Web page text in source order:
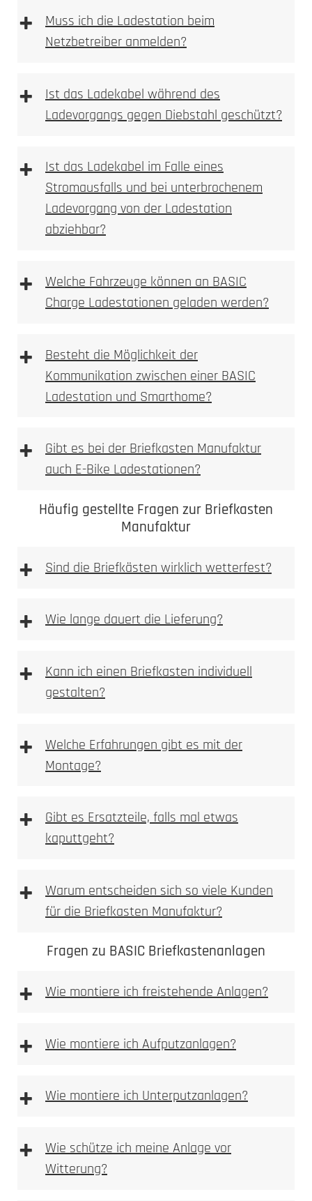
+
Muss ich die Ladestation beim
Netzbetreiber anmelden?
+
Ist das Ladekabel während des
Ladevorgangs gegen Diebstahl geschützt?
+
Ist das Ladekabel im Falle eines
Stromausfalls und bei unterbrochenem
Ladevorgang von der Ladestation
abziehbar?
+
Welche Fahrzeuge können an BASIC
Charge Ladestationen geladen werden?
+
Besteht die Möglichkeit der
Kommunikation zwischen einer BASIC
Ladestation und Smarthome?
+
Gibt es bei der Briefkasten Manufaktur
auch E-Bike Ladestationen?
Fahrrad-Ladestationen
Häufig gestellte Fragen zur Briefkasten
Manufaktur
+ Sind die Briefkästen wirklich wetterfest?
+ Wie lange dauert die Lieferung?
+
Kann ich einen Briefkasten individuell
gestalten?
+
Welche Erfahrungen gibt es mit der
Montage?
+
Gibt es Ersatzteile, falls mal etwas
kaputtgeht?
+
Warum entscheiden sich so viele Kunden
für die Briefkasten Manufaktur?
Fragen zu BASIC Briefkastenanlagen
+ Wie montiere ich freistehende Anlagen?
+ Wie montiere ich Aufputzanlagen?
+ Wie montiere ich Unterputzanlagen?
+
Wie schütze ich meine Anlage vor
Witterung?